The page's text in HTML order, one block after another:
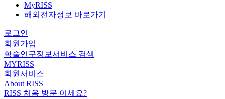
MyRISS
해외전자정보 바로가기
로그인
회원가입
학술연구정보서비스 검색
MYRISS
회원서비스
About RISS
RISS 처음 방문 이세요?